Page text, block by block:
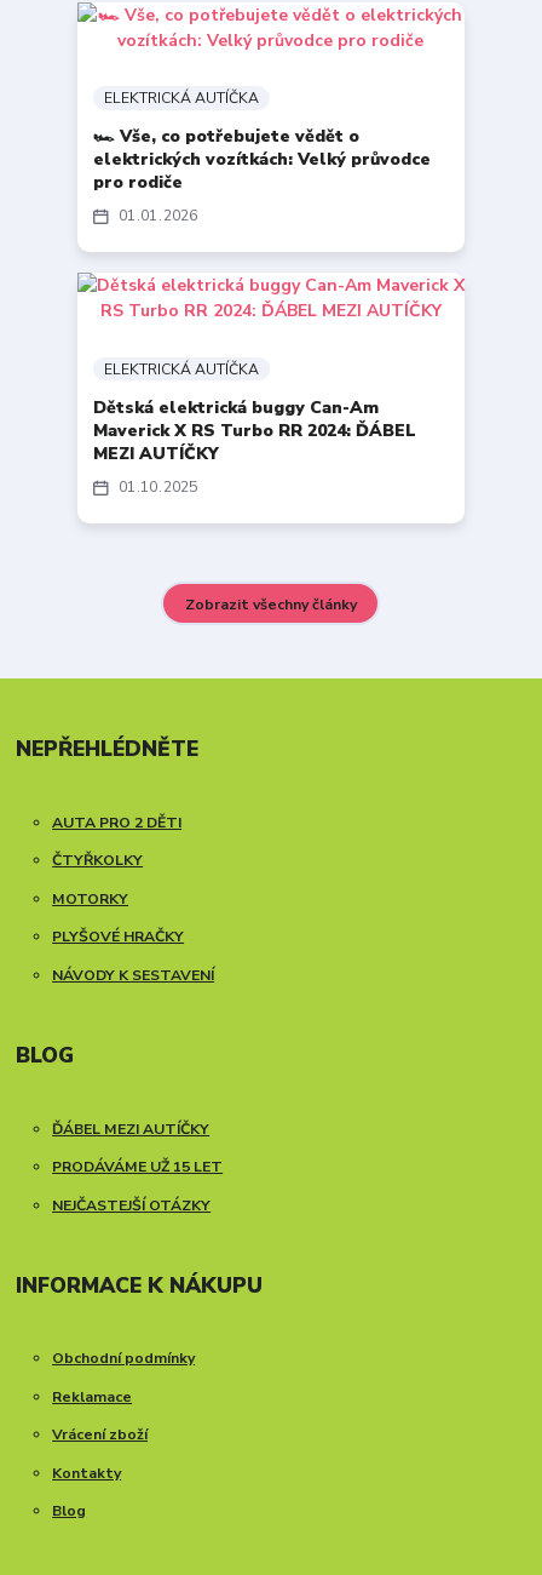
01 01 2026
ELEKTRICKÁ AUTÍČKA
🏎️ Vše, co potřebujete vědět o
elektrických vozítkách: Velký průvodce
pro rodiče
01 10 2025
ELEKTRICKÁ AUTÍČKA
Dětská elektrická buggy Can-Am
Maverick X RS Turbo RR 2024: ĎÁBEL
MEZI AUTÍČKY
Zobrazit všechny články
NEPŘEHLÉDNĚTE
AUTA PRO 2 DĚTI
ČTYŘKOLKY
MOTORKY
PLYŠOVÉ HRAČKY
NÁVODY K SESTAVENÍ
BLOG
ĎÁBEL MEZI AUTÍČKY
PRODÁVÁME UŽ 15 LET
NEJČASTEJŠÍ OTÁZKY
INFORMACE K NÁKUPU
Obchodní podmínky
Reklamace
Vrácení zboží
Kontakty
Blog